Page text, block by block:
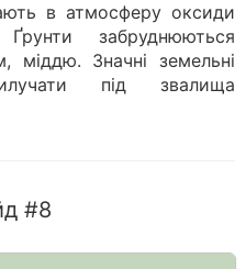
в атмосферу оксиди
забруднюються
Значні земельні
під звалища
#8